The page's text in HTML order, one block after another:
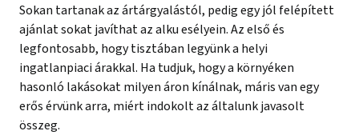
Sokan tartanak az ártárgyalástól, pedig egy jól felépített
ajánlat sokat javíthat az alku esélyein. Az első és
legfontosabb, hogy tisztában legyünk a helyi
ingatlanpiaci árakkal. Ha tudjuk, hogy a környéken
hasonló lakásokat milyen áron kínálnak, máris van egy
erős érvünk arra, miért indokolt az általunk javasolt
összeg.